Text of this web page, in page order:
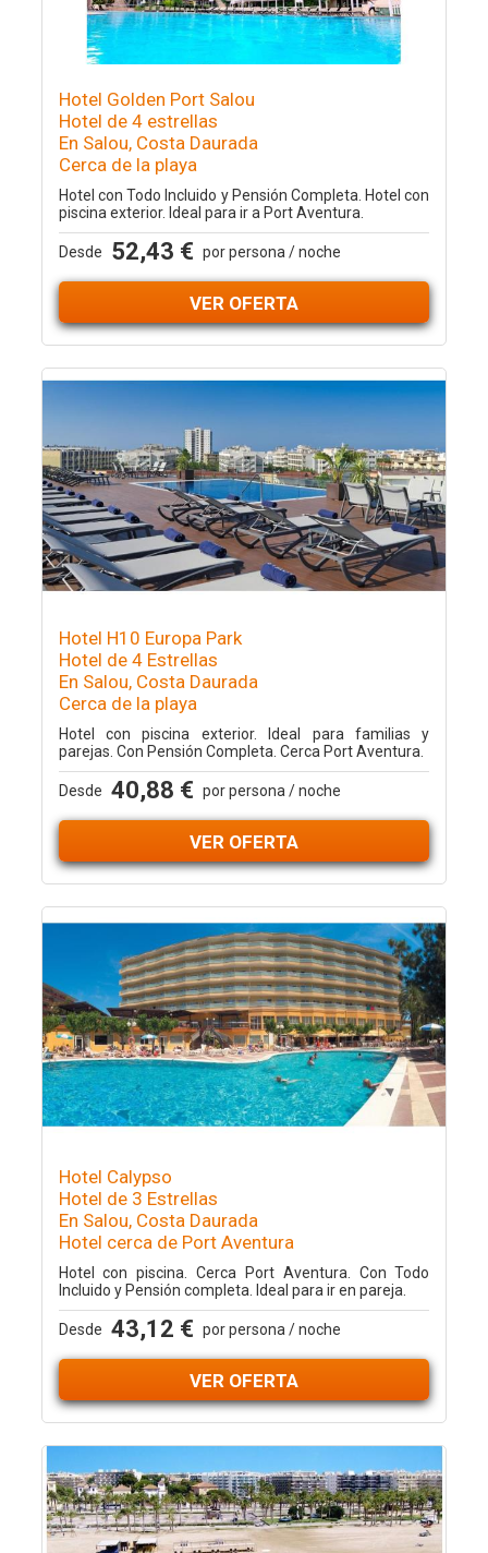
Hotel Golden Port Salou
Hotel de 4 estrellas
En Salou, Costa Daurada
Cerca de la playa
Hotel con Todo Incluido y Pensión Completa. Hotel con
piscina exterior. Ideal para ir a Port Aventura.
Desde 52,43 € por persona / noche
VER OFERTA
Hotel H10 Europa Park
Hotel de 4 Estrellas
En Salou, Costa Daurada
Cerca de la playa
Hotel con piscina exterior. Ideal para familias y
parejas. Con Pensión Completa. Cerca Port Aventura.
Desde 40,88 € por persona / noche
VER OFERTA
Hotel Calypso
Hotel de 3 Estrellas
En Salou, Costa Daurada
Hotel cerca de Port Aventura
Hotel con piscina. Cerca Port Aventura. Con Todo
Incluido y Pensión completa. Ideal para ir en pareja.
Desde 43,12 € por persona / noche
VER OFERTA